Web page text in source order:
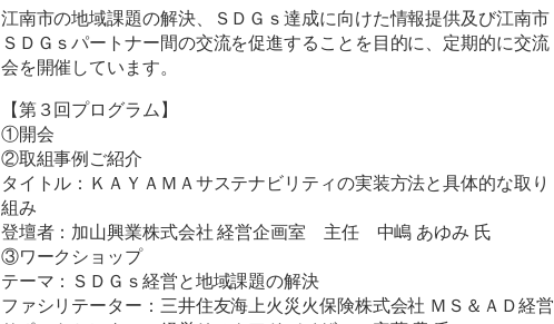
江南市の地域課題の解決、ＳＤＧｓ達成に向けた情報提供及び江南市
ＳＤＧｓパートナー間の交流を促進することを目的に、定期的に交流
会を開催しています。
【第３回プログラム】
①開会
②取組事例ご紹介
タイトル：ＫＡＹＡＭＡサステナビリティの実装方法と具体的な取り
組み
登壇者：加山興業株式会社 経営企画室 主任 中嶋 あゆみ 氏
③ワークショップ
テーマ：ＳＤＧｓ経営と地域課題の解決
ファシリテーター：三井住友海上火災火保険株式会社 ＭＳ＆ＡＤ経営